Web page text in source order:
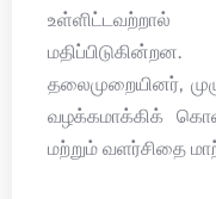
தலைமுறையினர்,
வழக்கமாக்கிக்
மற்றும் வளர்சிதை